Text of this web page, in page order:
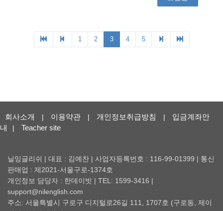
회사소개 | 이용약관 | 개인정보취급방침 |
입금계좌안
내
| Teacher site
닐잉글리쉬 | 대표 : 김예찬 | 사업자등록번호 : 116-99-01399 | 통신
판매업 : 제2021-서울구로-1374호
개인정보 담당자 : 한데이빗 | TEL: 1599-3416 |
support@nilenglish.com
주소: 서울특별시 구로구 디지털로26길 111, 1707호 (구로동, 제이